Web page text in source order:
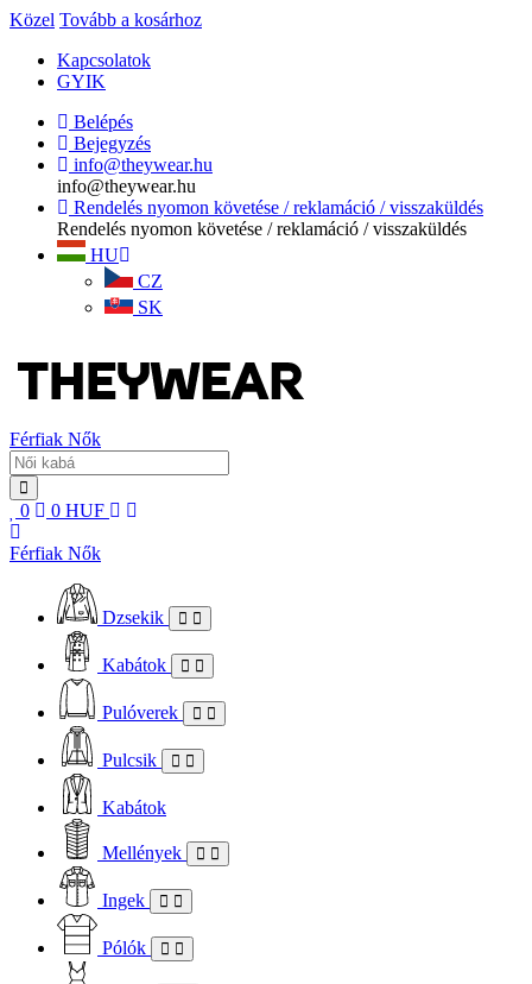
Közel Tovább a kosárhoz
Kapcsolatok
GYIK
Belépés
Bejegyzés
info@theywear.hu
info@theywear.hu
Rendelés nyomon követése / reklamáció / visszaküldés
Rendelés nyomon követése / reklamáció / visszaküldés
HU
CZ
SK
Férfiak Nők
0 0 HUF
Férfiak Nők
Dzsekik
Kabátok
Pulóverek
Pulcsik
Kabátok
Mellények
Ingek
Pólók